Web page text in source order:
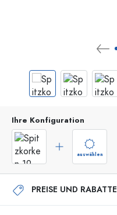
Ihre Konfiguration
auswählen
PREISE UND RABATTE